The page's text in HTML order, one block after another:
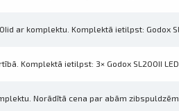
ar komplektu. Komplektā ietilpst: Godox
Komplektā ietilpst: 3× Godox SL200II
Norādītā cena par abām